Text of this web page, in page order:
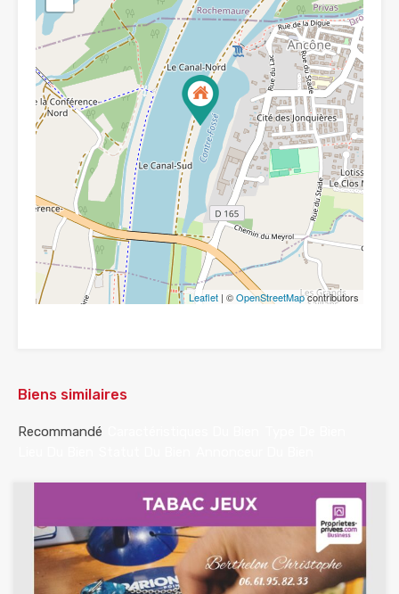
Leaflet | ©OpenStreetMapcontributors
Biens similaires
Recommandé